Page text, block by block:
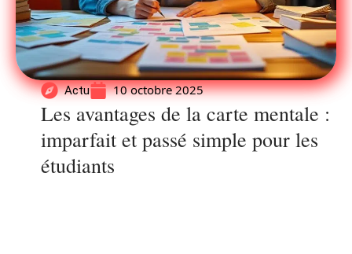
Actu 10 octobre 2025
Les avantages de la carte mentale :
imparfait et passé simple pour les
étudiants